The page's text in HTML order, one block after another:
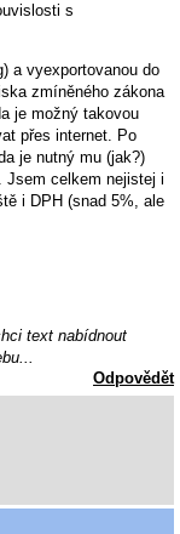
s
a vyexportovanou do
zmíněného zákona
je možný takovou
přes internet. Po
je nutný mu (jak?)
Jsem celkem nejistej i
i DPH (snad 5%, ale
text nabídnout
Odpovědět